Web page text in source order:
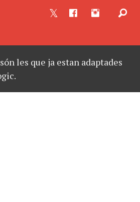
les que ja estan adaptades